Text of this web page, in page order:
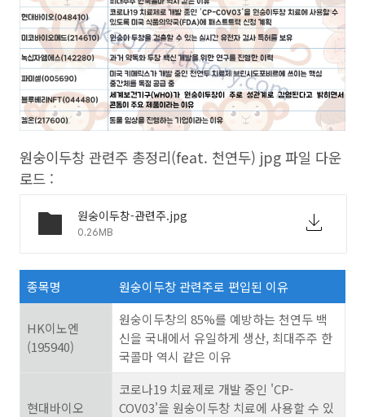
원숭이두창 관련주 총정리(feat. 천연두) jpg 파일 다운
로드 :
원숭이두창-관련주.jpg
0.26MB
종목명 원숭이두창 관련주로 편입된 이유
HK이노엔
(195940)
원숭이두창의 85%를 예방하는 천연두 백
신을 국내에서 유일하게 생산, 최대주주 한
국콜마 역시 같은 이유
현대바이오
코로나19 치료제로 개발 중인 'CP-
COV03'을 원숭이두창 치료에 사용할 수 있